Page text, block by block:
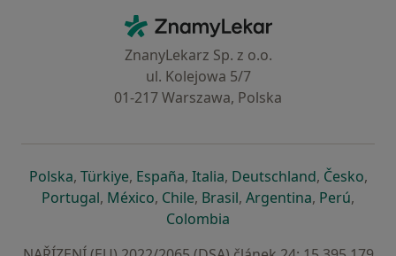
ZnamyLekar - Hlavní stránka
ZnanyLekarz Sp. z o.o.
ul. Kolejowa 5/7
01-217 Warszawa, Polska
Polskase otevře v nové záložce
, Türkiyese otevře v nové záložce
, Españase otevře v nové záložce
, Italiase otevře v nové záložce
, Deutschlandse otevře v
, Českose
,
Portugalse otevře v nové záložce
, Méxicose otevře v nové záložce
, Chilese otevře v nové záložce
, Brasilse otevře v nové
, Argentinase otevře v
, Perúse
,
Colombia